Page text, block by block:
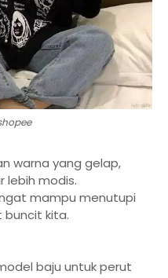
warna yang gelap,
lebih modis.
mampu menutupi
buncit kita.
baju untuk perut